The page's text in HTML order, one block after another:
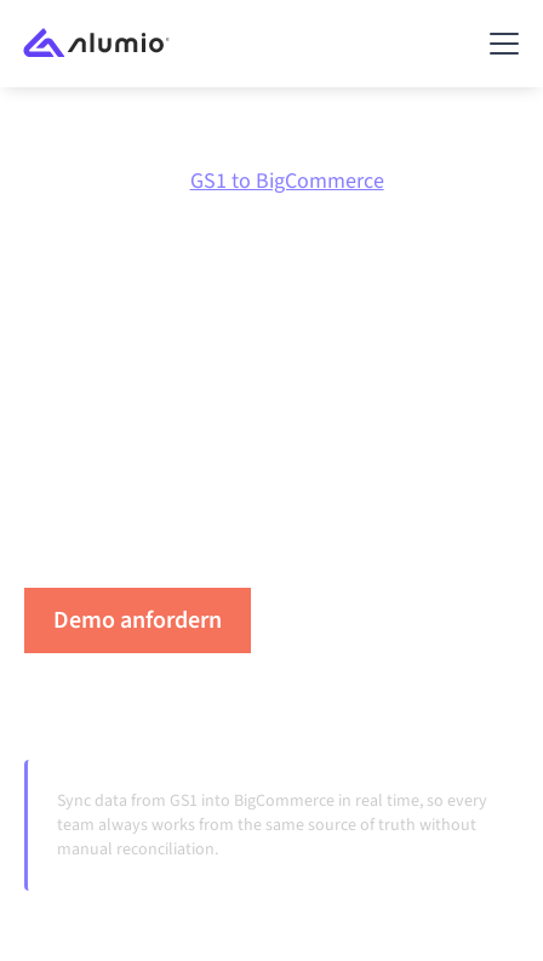
GS1 to BigCommerce
Demo anfordern
Sync data from GS1 into BigCommerce in real time, so every
team always works from the same source of truth without
manual reconciliation.